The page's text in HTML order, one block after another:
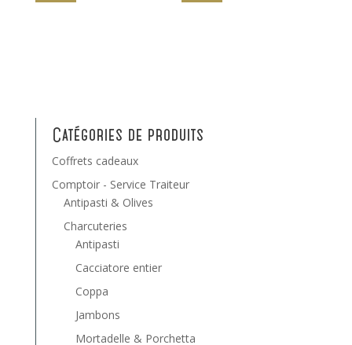
Catégories de produits
Coffrets cadeaux
Comptoir - Service Traiteur
Antipasti & Olives
Charcuteries
Antipasti
Cacciatore entier
Coppa
Jambons
Mortadelle & Porchetta